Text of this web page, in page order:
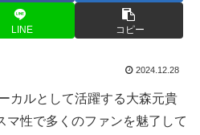
LINE コピー
2024.12.28
カルとして活躍する大森元貴
マ性で多くのファンを魅了して